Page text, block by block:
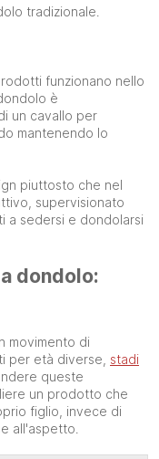
tradizionale.
funzionano nello
è
un cavallo per
mantenendo lo
piuttosto che nel
supervisionato
a sedersi e dondolarsi
dondolo:
movimento di
per età diverse, stadi
queste
un prodotto che
figlio, invece di
all'aspetto.